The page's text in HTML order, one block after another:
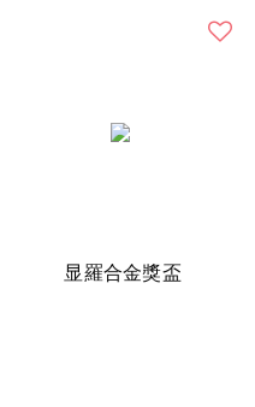
显羅合金獎盃